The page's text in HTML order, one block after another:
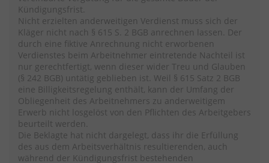
Kündigungsfrist.
Nicht erzielten anderweitigen Verdienst muss sich der
Kläger nicht nach § 615 S. 2 BGB anrechnen lassen. Der
durch eine fiktive Anrechnung nicht erworbenen
Verdienstes beim Arbeitnehmer eintretende Nachteil ist
nur gerechtfertigt, wenn dieser wider Treu und Glauben
(§ 242 BGB) untätig geblieben ist. Weil § 615 Satz 2 BGB
eine Billigkeitsregelung enthält, kann der Umfang der
Obliegenheit des Arbeitnehmers zu anderweitigem
Erwerb nicht losgelöst von den Pflichten des Arbeitgebers
beurteilt werden.
Die Beklagte hat nicht dargelegt, dass ihr die Erfüllung
des aus dem Arbeitsverhältnis resultierenden, auch
während der Kündigungsfrist bestehenden